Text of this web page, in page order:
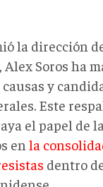
la dirección
Alex Soros ha
y
Este
el papel de
en la
dentro